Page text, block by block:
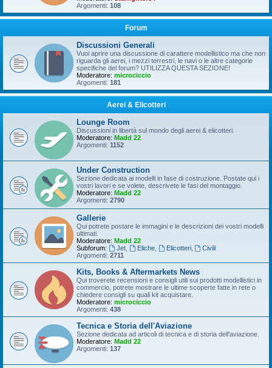
Argomenti: 108
Forum
Discussioni Generali
Vuoi aprire una discussione di carattere modellistico ma che non
riguarda gli aerei, i mezzi terrestri, le navi o le altre categorie
specifiche del forum? UTILIZZA QUESTA SEZIONE!
Moderatore: microciccio
Argomenti: 181
Aerei & Elicotteri
Lounge Room
Discussioni in libertà sul mondo degli aerei & elicotteri.
Moderatore: Madd 22
Argomenti: 1152
Under Construction
Sezione dedicata ai modelli in fase di costruzione. Postate qui i
vostri lavori e se volete, descrivete le fasi del montaggio.
Moderatore: Madd 22
Argomenti: 2790
Gallerie
Qui potrete postare le immagini e le descrizioni dei vostri modelli
ultimati.
Moderatore: Madd 22
Subforum:
Jet, Eliche, Elicotteri,
Civili
Argomenti: 2711
Kits, Books & Aftermarkets News
Qui troverete recensioni e consigli utili sui prodotti modellistici in
commercio, potrete mostrare le ultime scoperte fatte in rete o
chiedere consigli su quali kit acquistare.
Moderatore: microciccio
Argomenti: 438
Tecnica e Storia dell'Aviazione
Sezione dedicata ad articoli di tecnica e di storia dell'aviazione.
Moderatore: Madd 22
Argomenti: 137